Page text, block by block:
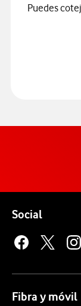
Puedes
Social
Fibra y móvil